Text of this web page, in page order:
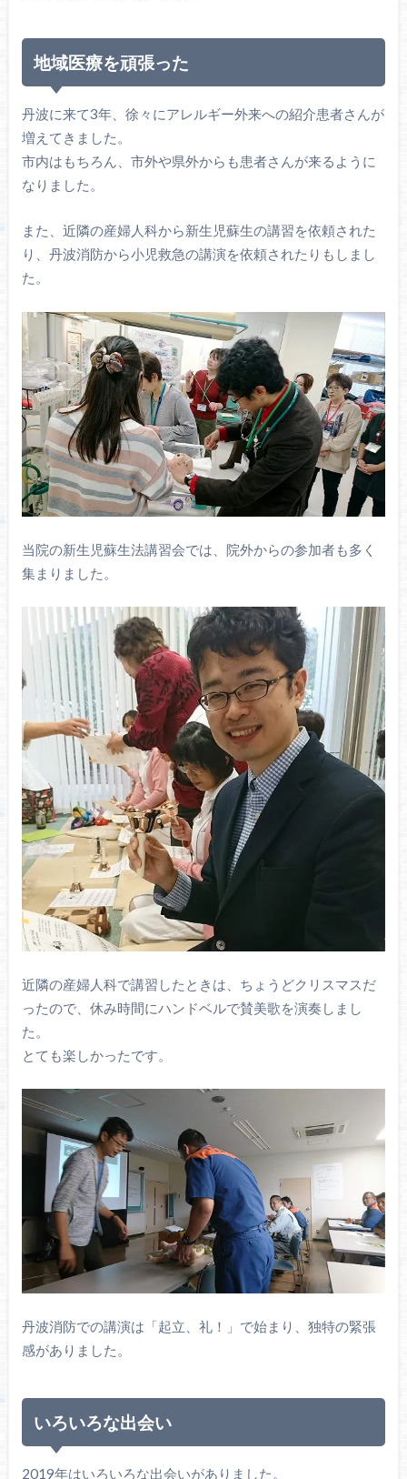
地域医療を頑張った
丹波に来て3年、徐々にアレルギー外来への紹介患者さんが
増えてきました。
市内はもちろん、市外や県外からも患者さんが来るように
なりました。
また、近隣の産婦人科から新生児蘇生の講習を依頼された
り、丹波消防から小児救急の講演を依頼されたりもしまし
た。
当院の新生児蘇生法講習会では、院外からの参加者も多く
集まりました。
近隣の産婦人科で講習したときは、ちょうどクリスマスだ
ったので、休み時間にハンドベルで賛美歌を演奏しまし
た。
とても楽しかったです。
丹波消防での講演は「起立、礼！」で始まり、独特の緊張
感がありました。
いろいろな出会い
2019年はいろいろな出会いがありました。